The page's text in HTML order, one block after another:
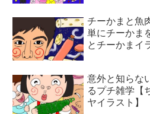
チーかまと魚
単にチーかま
とチーかまイ
意外と知らな
るプチ雑学【
ヤイラスト】